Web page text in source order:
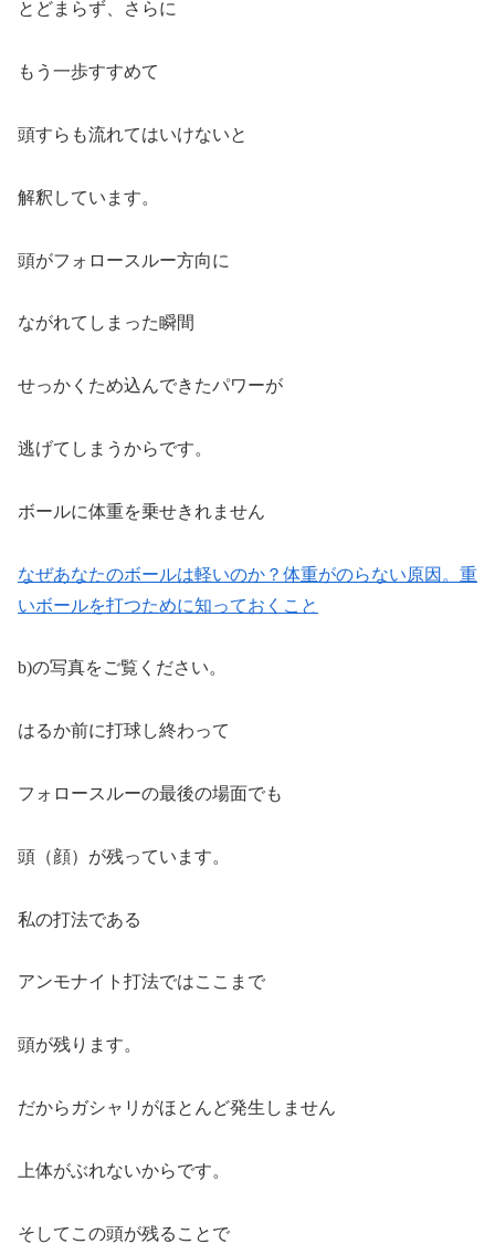
とどまらず、さらに
もう一歩すすめて
頭すらも流れてはいけないと
解釈しています。
頭がフォロースルー方向に
ながれてしまった瞬間
せっかくため込んできたパワーが
逃げてしまうからです。
ボールに体重を乗せきれません
なぜあなたのボールは軽いのか？体重がのらない原因。重
いボールを打つために知っておくこと
b)の写真をご覧ください。
はるか前に打球し終わって
フォロースルーの最後の場面でも
頭（顔）が残っています。
私の打法である
アンモナイト打法ではここまで
頭が残ります。
だからガシャリがほとんど発生しません
上体がぶれないからです。
そしてこの頭が残ることで